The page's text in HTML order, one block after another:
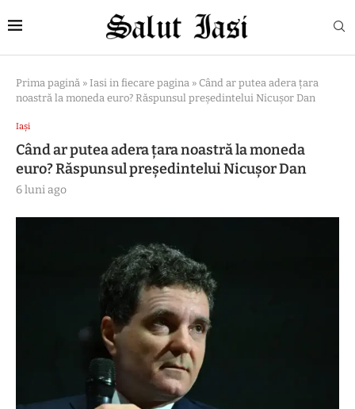
Prima pagină » Iasi in fiecare pagina » Când ar putea adera țara
noastră la moneda euro? Răspunsul președintelui Nicușor Dan
Iași
Când ar putea adera țara noastră la moneda
euro? Răspunsul președintelui Nicușor Dan
6 luni ago